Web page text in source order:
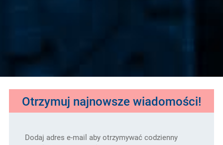
Otrzymuj najnowsze wiadomości!
Dodaj adres e-mail aby otrzymywać codzienny